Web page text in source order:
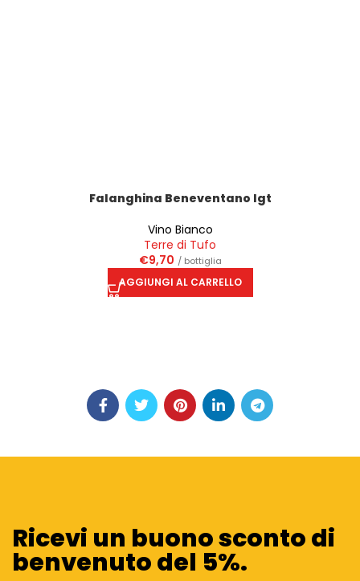
Falanghina Beneventano Igt
Vino Bianco
Terre di Tufo
€9,70 / bottiglia
AGGIUNGI AL CARRELLO
Ricevi un buono sconto di
benvenuto del 5%.